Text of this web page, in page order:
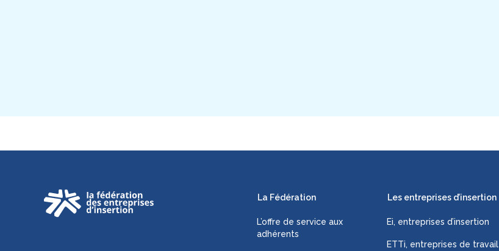
La Fédération
L’offre de service aux
adhérents
Les entreprises d’insertion
Ei, entreprises d’insertion
ETTi, entreprises de travail